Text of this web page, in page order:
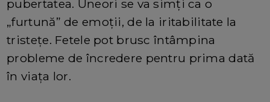
pubertatea. Uneori se va simți ca o
„furtună” de emoții, de la iritabilitate la
tristețe. Fetele pot brusc întâmpina
probleme de încredere pentru prima dată
în viața lor.